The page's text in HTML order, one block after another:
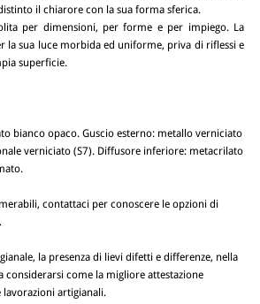
il chiarore con la sua forma sferica.
per dimensioni, per forme e per impiego. La
la sua luce morbida ed uniforme, priva di riflessi e
superficie.
bianco opaco. Guscio esterno: metallo verniciato
verniciato (S7). Diffusore inferiore: metacrilato
contattaci per conoscere le opzioni di
la presenza di lievi difetti e differenze, nella
considerarsi come la migliore attestazione
artigianali.